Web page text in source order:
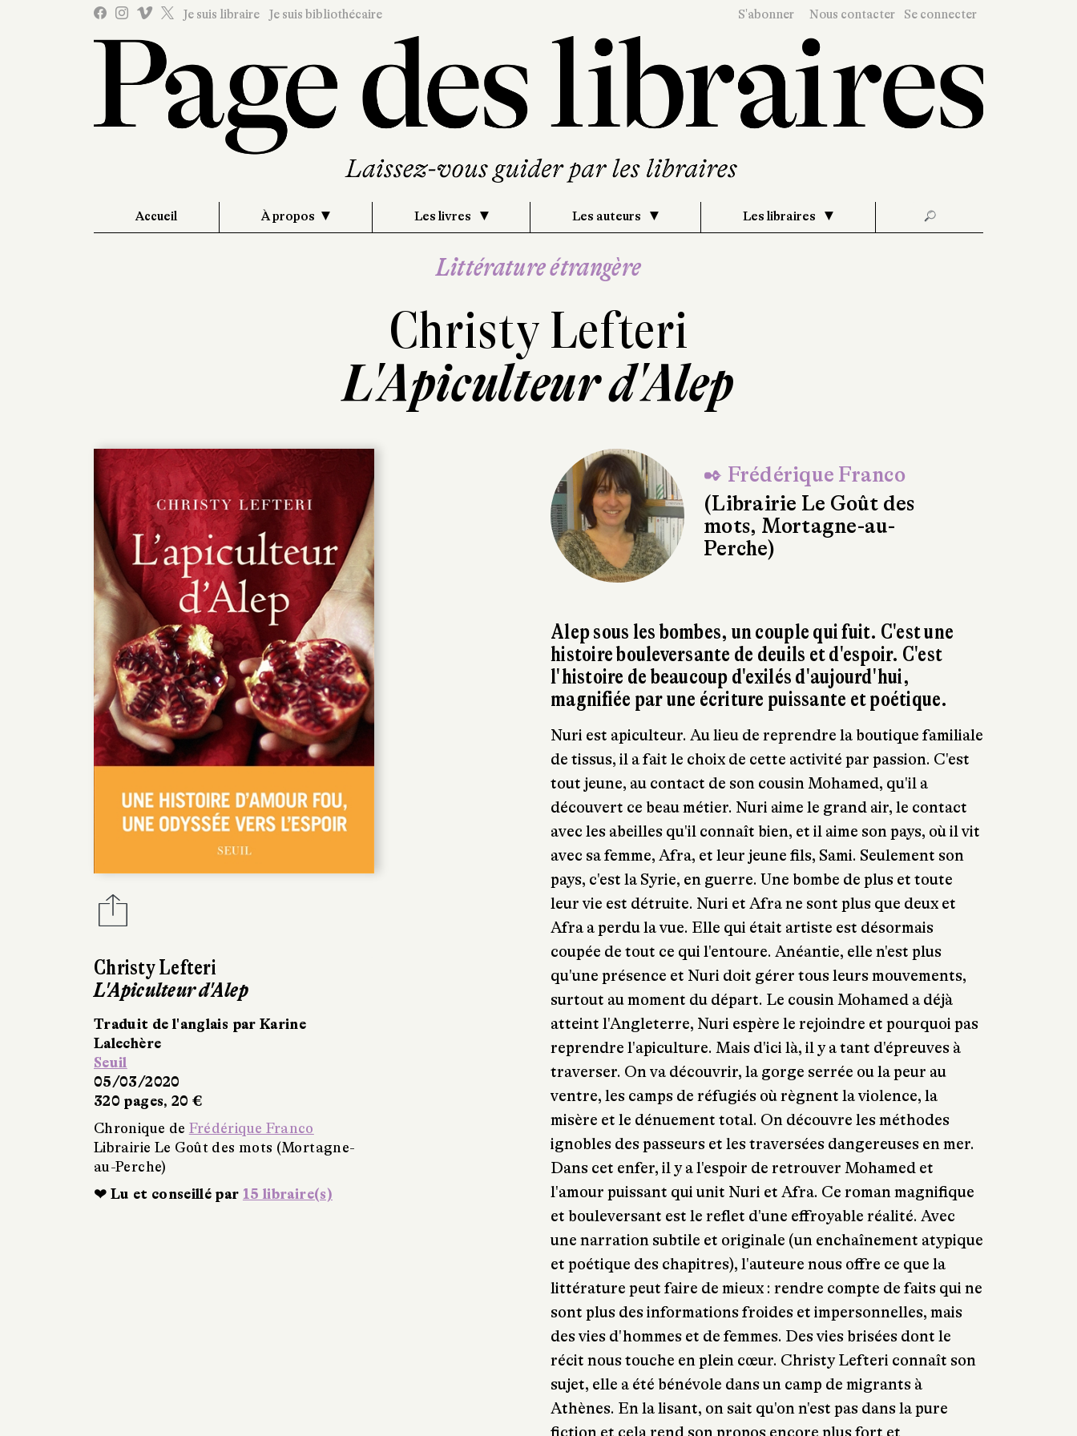
Je suis libraire Je suis bibliothécaire S'abonner Nous contacter Se connecter
Accueil À propos Les livres Les auteurs Les libraires 🔎
Littérature étrangère
Christy Lefteri
L'Apiculteur d'Alep
Christy Lefteri
L'Apiculteur d'Alep
Traduit de l'anglais par Karine
Lalechère
Seuil
05/03/2020
320 pages, 20 €
Chronique de Frédérique Franco
Librairie Le Goût des mots (Mortagne-
au-Perche)
❤ Lu et conseillé par 15 libraire(s)
✒ Frédérique Franco
(Librairie Le Goût des
mots, Mortagne-au-
Perche)
Alep sous les bombes, un couple qui fuit. C'est une
histoire bouleversante de deuils et d'espoir. C'est
l'histoire de beaucoup d'exilés d'aujourd'hui,
magnifiée par une écriture puissante et poétique.
Nuri est apiculteur. Au lieu de reprendre la boutique familiale
de tissus, il a fait le choix de cette activité par passion. C'est
tout jeune, au contact de son cousin Mohamed, qu'il a
découvert ce beau métier. Nuri aime le grand air, le contact
avec les abeilles qu'il connaît bien, et il aime son pays, où il vit
avec sa femme, Afra, et leur jeune fils, Sami. Seulement son
pays, c'est la Syrie, en guerre. Une bombe de plus et toute
leur vie est détruite. Nuri et Afra ne sont plus que deux et
Afra a perdu la vue. Elle qui était artiste est désormais
coupée de tout ce qui l'entoure. Anéantie, elle n'est plus
qu'une présence et Nuri doit gérer tous leurs mouvements,
surtout au moment du départ. Le cousin Mohamed a déjà
atteint l'Angleterre, Nuri espère le rejoindre et pourquoi pas
reprendre l'apiculture. Mais d'ici là, il y a tant d'épreuves à
traverser. On va découvrir, la gorge serrée ou la peur au
ventre, les camps de réfugiés où règnent la violence, la
misère et le dénuement total. On découvre les méthodes
ignobles des passeurs et les traversées dangereuses en mer.
Dans cet enfer, il y a l'espoir de retrouver Mohamed et
l'amour puissant qui unit Nuri et Afra. Ce roman magnifique
et bouleversant est le reflet d'une effroyable réalité. Avec
une narration subtile et originale (un enchaînement atypique
et poétique des chapitres), l'auteure nous offre ce que la
littérature peut faire de mieux : rendre compte de faits qui ne
sont plus des informations froides et impersonnelles, mais
des vies d'hommes et de femmes. Des vies brisées dont le
récit nous touche en plein cœur. Christy Lefteri connaît son
sujet, elle a été bénévole dans un camp de migrants à
Athènes. En la lisant, on sait qu'on n'est pas dans la pure
fiction et cela rend son propos encore plus fort et